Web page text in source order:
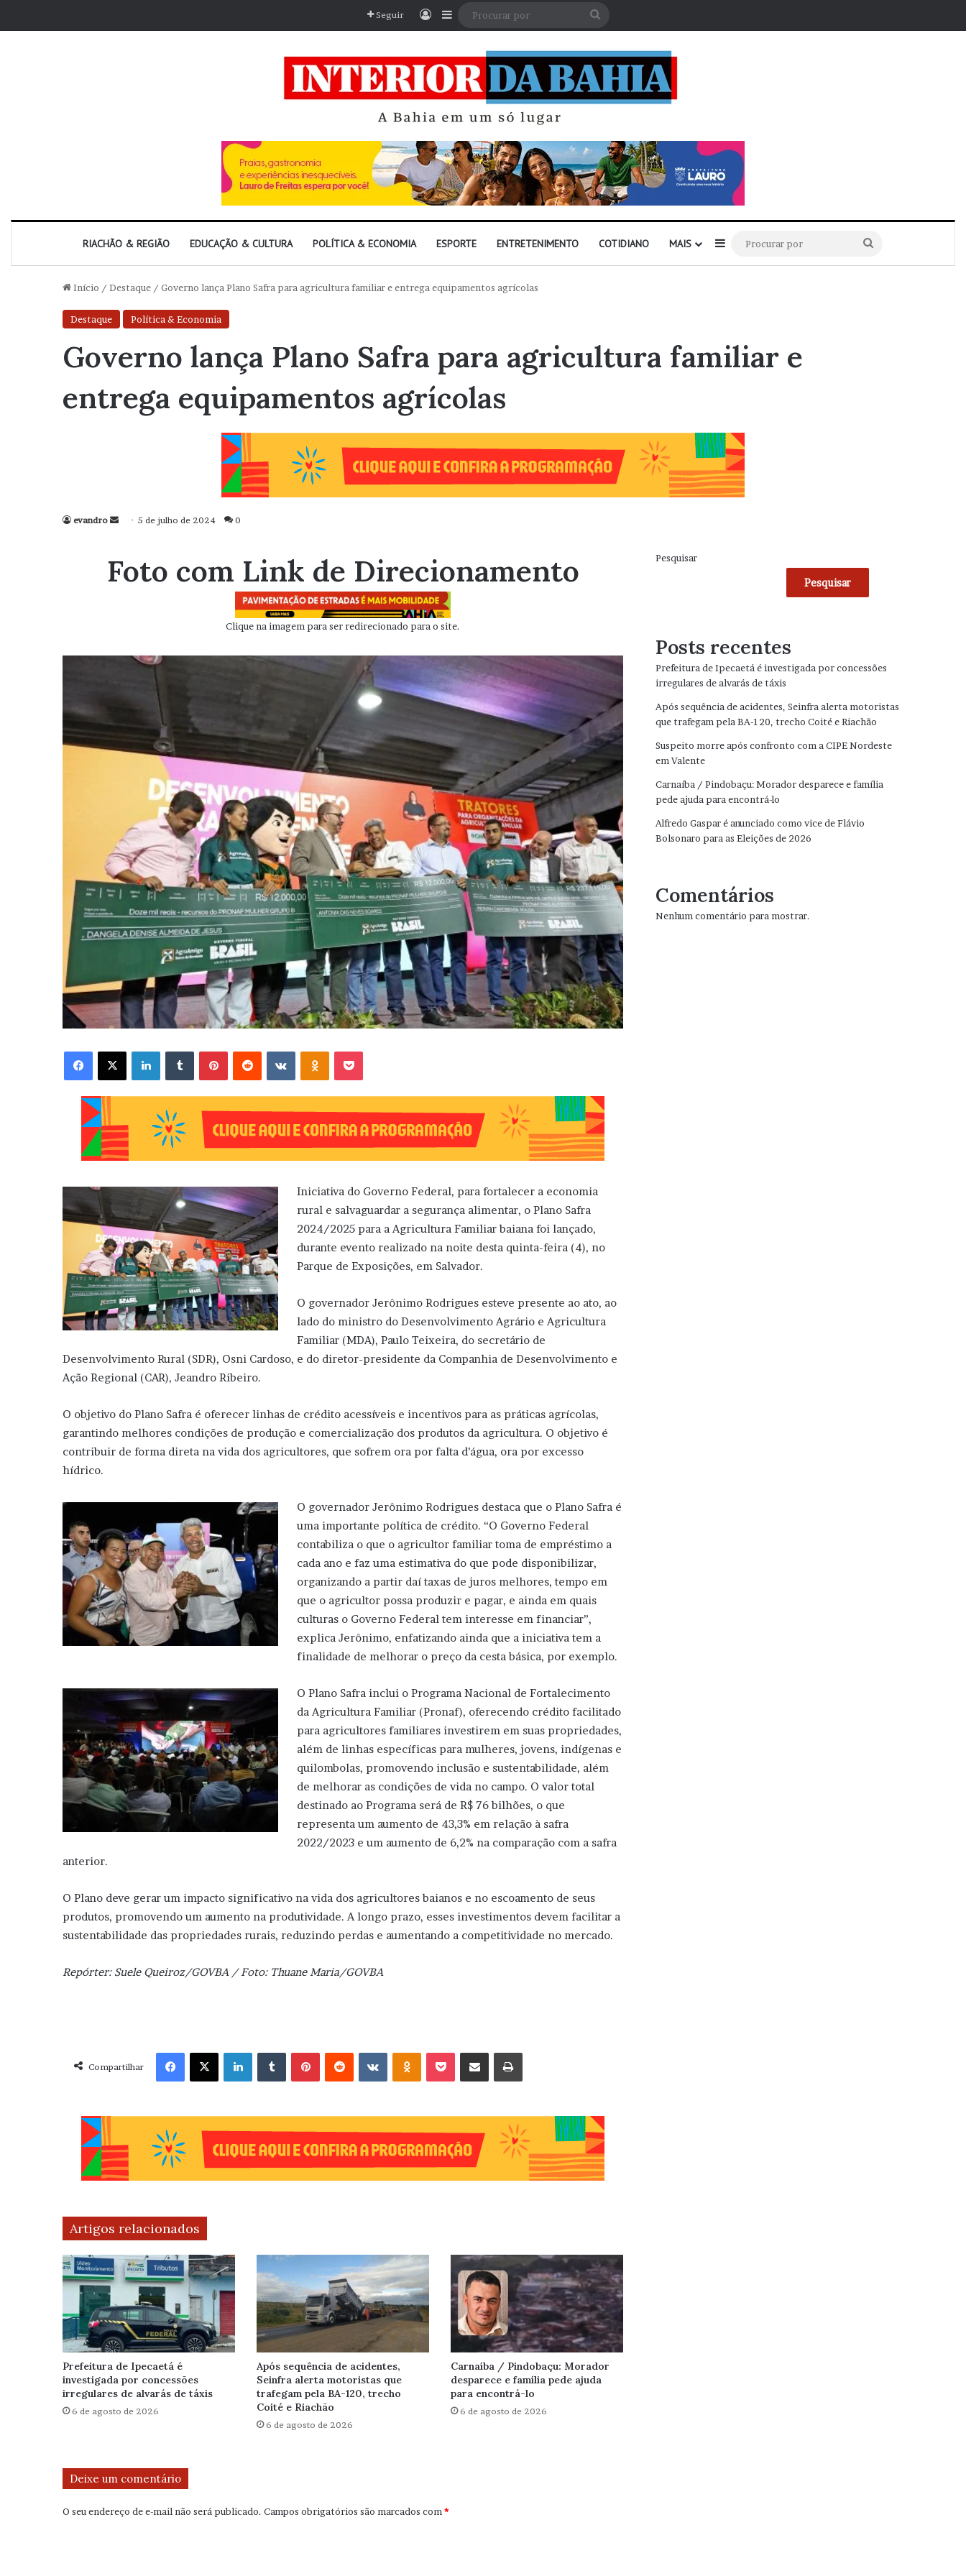
Seguir EntrarBarra Lateral
RIACHÃO & REGIÃO EDUCAÇÃO & CULTURA POLÍTICA & ECONOMIA ESPORTE ENTRETENIMENTO COTIDIANO MAIS Barra Lateral
por
Início / Destaque / Governo lança Plano Safra para agricultura familiar e entrega equipamentos agrícolas
Destaque Política & Economia
Governo lança Plano Safra para agricultura familiar e
entrega equipamentos agrícolas
evandro
Mande
mail
5 de julho de 2024 0
Foto com Link de Direcionamento
Clique na imagem para ser redirecionado para o site.
Facebook X Linkedin VK OK
Iniciativa do Governo Federal, para fortalecer a economia
rural e salvaguardar a segurança alimentar, o Plano Safra
2024/2025 para a Agricultura Familiar baiana foi lançado,
durante evento realizado na noite desta quinta-feira (4), no
Parque de Exposições, em Salvador.
O governador Jerônimo Rodrigues esteve presente ao ato, ao
lado do ministro do Desenvolvimento Agrário e Agricultura
Familiar (MDA), Paulo Teixeira, do secretário de
Desenvolvimento Rural (SDR), Osni Cardoso, e do diretor-presidente da Companhia de Desenvolvimento e
Ação Regional (CAR), Jeandro Ribeiro.
O objetivo do Plano Safra é oferecer linhas de crédito acessíveis e incentivos para as práticas agrícolas,
garantindo melhores condições de produção e comercialização dos produtos da agricultura. O objetivo é
contribuir de forma direta na vida dos agricultores, que sofrem ora por falta d’água, ora por excesso
hídrico.
O governador Jerônimo Rodrigues destaca que o Plano Safra é
uma importante política de crédito. “O Governo Federal
contabiliza o que o agricultor familiar toma de empréstimo a
cada ano e faz uma estimativa do que pode disponibilizar,
organizando a partir daí taxas de juros melhores, tempo em
que o agricultor possa produzir e pagar, e ainda em quais
culturas o Governo Federal tem interesse em financiar”,
explica Jerônimo, enfatizando ainda que a iniciativa tem a
finalidade de melhorar o preço da cesta básica, por exemplo.
O Plano Safra inclui o Programa Nacional de Fortalecimento
da Agricultura Familiar (Pronaf), oferecendo crédito facilitado
para agricultores familiares investirem em suas propriedades,
além de linhas específicas para mulheres, jovens, indígenas e
quilombolas, promovendo inclusão e sustentabilidade, além
de melhorar as condições de vida no campo. O valor total
destinado ao Programa será de R$ 76 bilhões, o que
representa um aumento de 43,3% em relação à safra
2022/2023 e um aumento de 6,2% na comparação com a safra
anterior.
O Plano deve gerar um impacto significativo na vida dos agricultores baianos e no escoamento de seus
produtos, promovendo um aumento na produtividade. A longo prazo, esses investimentos devem facilitar a
sustentabilidade das propriedades rurais, reduzindo perdas e aumentando a competitividade no mercado.
Repórter: Suele Queiroz/GOVBA / Foto: Thuane Maria/GOVBA
Compartilhar
Facebook X Linkedin VK OK
Artigos relacionados
Prefeitura de Ipecaetá é
investigada por concessões
irregulares de alvarás de táxis
6 de agosto de 2026
Após sequência de acidentes,
Seinfra alerta motoristas que
trafegam pela BA-120, trecho
Coité e Riachão
6 de agosto de 2026
Carnaíba / Pindobaçu: Morador
desparece e família pede ajuda
para encontrá-lo
6 de agosto de 2026
Deixe um comentário
O seu endereço de e-mail não será publicado. Campos obrigatórios são marcados com *
Pesquisar
Pesquisar
Posts recentes
Prefeitura de Ipecaetá é investigada por concessões
irregulares de alvarás de táxis
Após sequência de acidentes, Seinfra alerta motoristas
que trafegam pela BA-120, trecho Coité e Riachão
Suspeito morre após confronto com a CIPE Nordeste
em Valente
Carnaíba / Pindobaçu: Morador desparece e família
pede ajuda para encontrá-lo
Alfredo Gaspar é anunciado como vice de Flávio
Bolsonaro para as Eleições de 2026
Comentários
Nenhum comentário para mostrar.